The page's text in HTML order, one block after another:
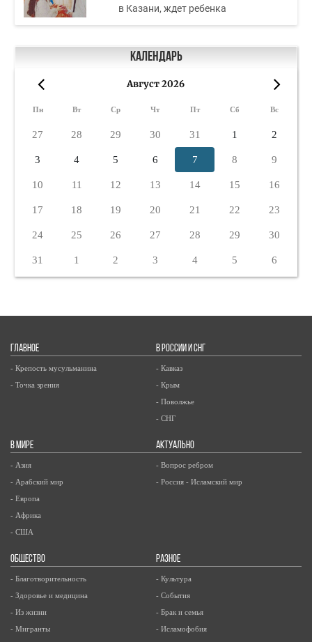
в Казани, ждет ребенка
Календарь
Август 2026
Пн Вт Ср Чт Пт Сб Вс
27 28 29 30 31 1 2
3 4 5 6 7 8 9
10 11 12 13 14 15 16
17 18 19 20 21 22 23
24 25 26 27 28 29 30
31 1 2 3 4 5 6
ГЛАВНОЕ
- Крепость мусульманина
- Точка зрения
В РОССИИ И СНГ
- Кавказ
- Крым
- Поволжье
- СНГ
В МИРЕ
- Азия
- Арабский мир
- Европа
- Африка
- США
АКТУАЛЬНО
- Вопрос ребром
- Россия - Исламский мир
ОБЩЕСТВО
- Благотворительность
- Здоровье и медицина
- Из жизни
- Мигранты
РАЗНОЕ
- Культура
- События
- Брак и семья
- Исламофобия